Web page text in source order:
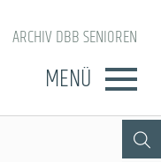
ARCHIV DBB SENIOREN
MENÜ